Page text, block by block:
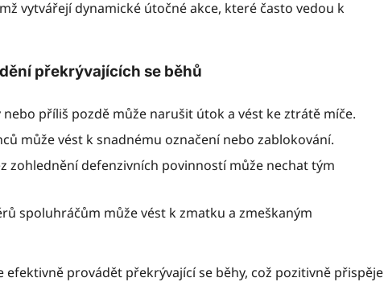
vytvářejí dynamické útočné akce, které často vedou k
překrývajících se běhů
příliš pozdě může narušit útok a vést ke ztrátě míče.
může vést k snadnému označení nebo zablokování.
zohlednění defenzivních povinností může nechat tým
spoluhráčům může vést k zmatku a zmeškaným
provádět překrývající se běhy, což pozitivně přispěje